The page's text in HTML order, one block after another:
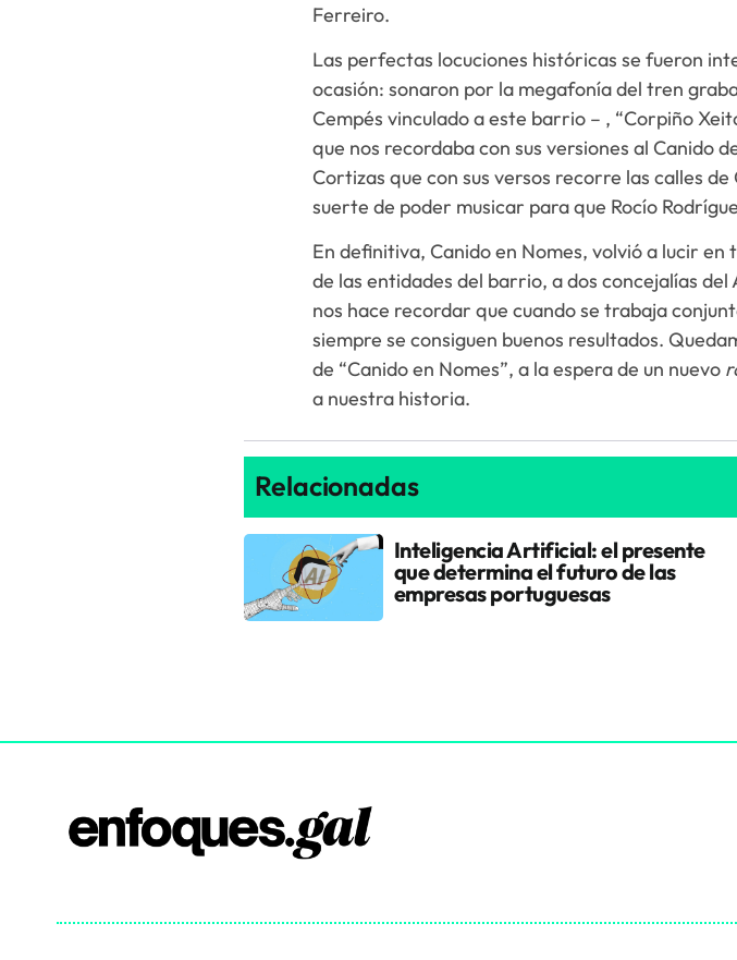
Ferreiro.
Las perfectas locuciones históricas se fueron
ocasión: sonaron por la megafonía del tren
Cempés vinculado a este barrio – , “Corpiño
que nos recordaba con sus versiones al Canido
Cortizas que con sus versos recorre las calles
suerte de poder musicar para que Rocío
En definitiva, Canido en Nomes, volvió a lucir
de las entidades del barrio, a dos concejalías
nos hace recordar que cuando se trabaja
siempre se consiguen buenos resultados.
de “Canido en Nomes”, a la espera de un nuevo
a nuestra historia.
Relacionadas
Inteligencia Artificial: el presente
que determina el futuro de las
empresas portuguesas